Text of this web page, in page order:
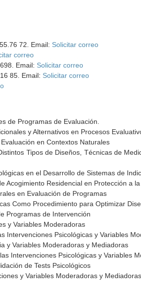
72. Email: Solicitar correo
correo
Email: Solicitar correo
85. Email: Solicitar correo
de Programas de Evaluación.
y Alternativos en Procesos
en Contextos Naturales
Tipos de Diseños, Técnicas de
en el Desarrollo de Sistemas de
Acogimiento Residencial en Protección a
en Evaluación de Programas
Como Procedimiento para Optimizar
Programas de Intervención
y Variables Moderadoras
Intervenciones Psicológicas y Variables
y Variables Moderadoras y Mediadoras
Intervenciones Psicológicas y Variables
de Tests Psicológicos
y Variables Moderadoras y Mediadoras